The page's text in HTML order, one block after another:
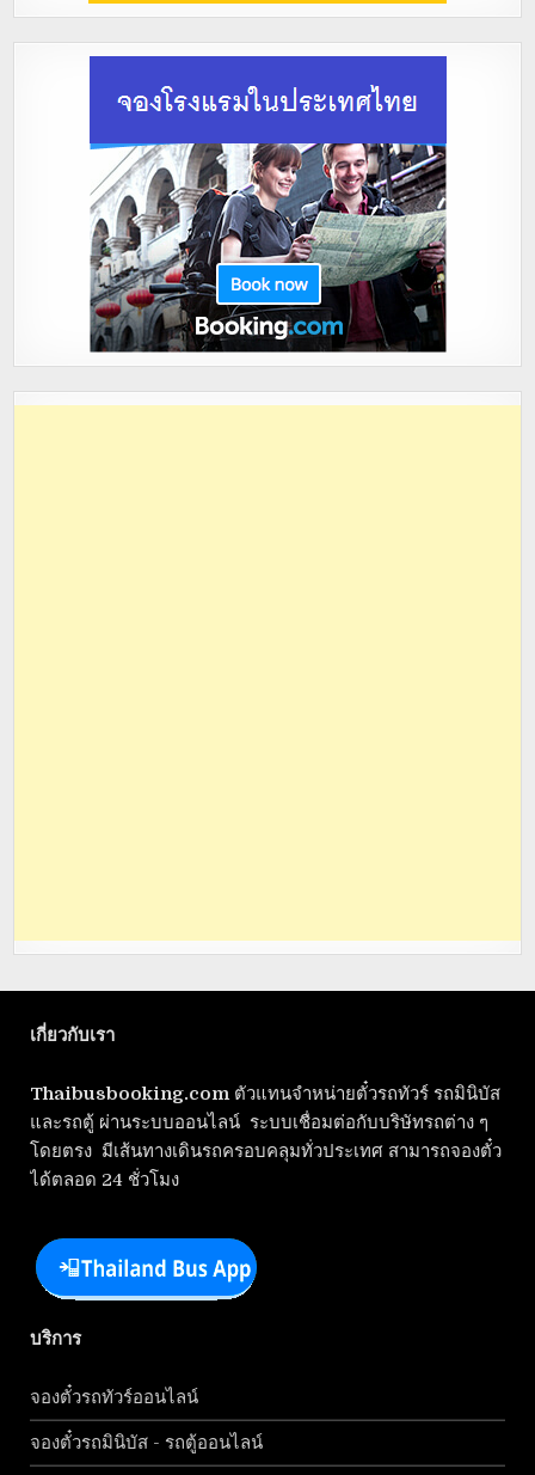
เกี่ยวกับเรา
Thaibusbooking.com ตัวแทนจำหน่ายตั๋วรถทัวร์ รถมินิบัส
และรถตู้ ผ่านระบบออนไลน์ ระบบเชื่อมต่อกับบริษัทรถต่าง ๆ
โดยตรง มีเส้นทางเดินรถครอบคลุมทั่วประเทศ สามารถจองตั๋ว
ได้ตลอด 24 ชั่วโมง
บริการ
จองตั๋วรถทัวร์ออนไลน์
จองตั๋วรถมินิบัส - รถตู้ออนไลน์